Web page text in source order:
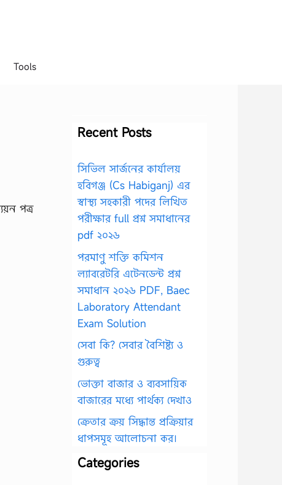
Tools
পত্র
Recent Posts
সিভিল সার্জনের কার্যালয়
হবিগঞ্জ (Cs Habiganj) এর
স্বাস্থ্য সহকারী পদের লিখিত
পরীক্ষার full প্রশ্ন সমাধানের
pdf ২০২৬
পরমাণু শক্তি কমিশন
ল্যাবরেটরি এটেনডেন্ট প্রশ্ন
সমাধান ২০২৬ PDF, Baec
Laboratory Attendant
Exam Solution
সেবা কি? সেবার বৈশিষ্ট্য ও
গুরুত্ব
ভোক্তা বাজার ও ব্যবসায়িক
বাজারের মধ্যে পার্থক্য দেখাও
ক্রেতার ক্রয় সিদ্ধান্ত প্রক্রিয়ার
ধাপসমূহ আলোচনা কর।
Categories